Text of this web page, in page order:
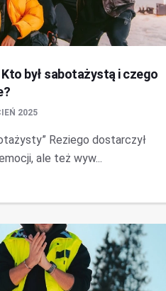
był sabotażystą i czego
2025
Reziego dostarczył
ale też wyw...